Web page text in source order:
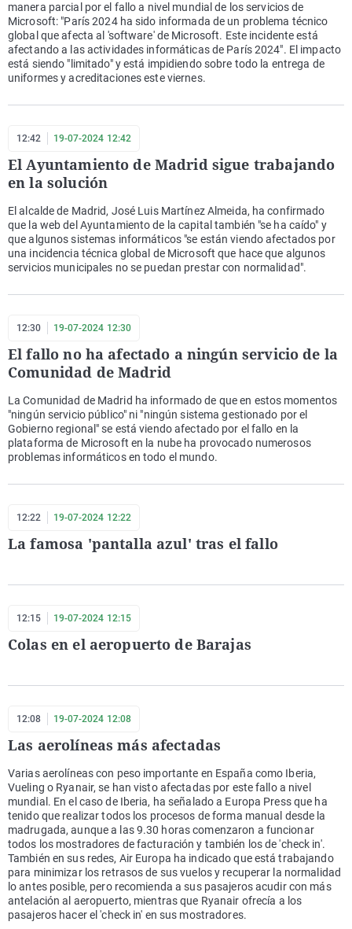
manera parcial por el fallo a nivel mundial de los servicios de
Microsoft: "París 2024 ha sido informada de un problema técnico
global que afecta al 'software' de Microsoft. Este incidente está
afectando a las actividades informáticas de París 2024". El impacto
está siendo "limitado" y está impidiendo sobre todo la entrega de
uniformes y acreditaciones este viernes.
12:42 19-07-2024 12:42
El Ayuntamiento de Madrid sigue trabajando
en la solución
El alcalde de Madrid, José Luis Martínez Almeida, ha confirmado
que la web del Ayuntamiento de la capital también "se ha caído" y
que algunos sistemas informáticos "se están viendo afectados por
una incidencia técnica global de Microsoft que hace que algunos
servicios municipales no se puedan prestar con normalidad".
12:30 19-07-2024 12:30
El fallo no ha afectado a ningún servicio de la
Comunidad de Madrid
La Comunidad de Madrid ha informado de que en estos momentos
"ningún servicio público" ni "ningún sistema gestionado por el
Gobierno regional" se está viendo afectado por el fallo en la
plataforma de Microsoft en la nube ha provocado numerosos
problemas informáticos en todo el mundo.
12:22 19-07-2024 12:22
La famosa 'pantalla azul' tras el fallo
12:15 19-07-2024 12:15
Colas en el aeropuerto de Barajas
12:08 19-07-2024 12:08
Las aerolíneas más afectadas
Varias aerolíneas con peso importante en España como Iberia,
Vueling o Ryanair, se han visto afectadas por este fallo a nivel
mundial. En el caso de Iberia, ha señalado a Europa Press que ha
tenido que realizar todos los procesos de forma manual desde la
madrugada, aunque a las 9.30 horas comenzaron a funcionar
todos los mostradores de facturación y también los de 'check in'.
También en sus redes, Air Europa ha indicado que está trabajando
para minimizar los retrasos de sus vuelos y recuperar la normalidad
lo antes posible, pero recomienda a sus pasajeros acudir con más
antelación al aeropuerto, mientras que Ryanair ofrecía a los
pasajeros hacer el 'check in' en sus mostradores.